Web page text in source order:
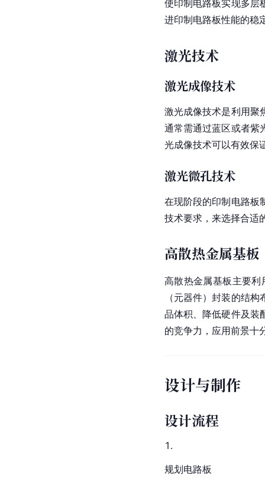
使印制电路板实现多层
进印制电路板性能的稳
激光技术
激光成像技术
激光成像技术是利用聚
通常需通过蓝区或者紫
光成像技术可以有效保
激光微孔技术
在现阶段的印制电路板
技术要求，来选择合适
高散热金属基板
高散热金属基板主要
（元器件）封装的结
品体积、降低硬件及装
的竞争力，应用前景十
设计与制作
设计流程
规划电路板